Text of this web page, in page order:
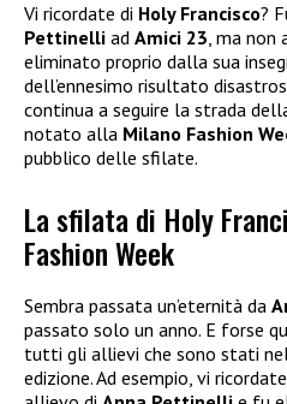
Vi ricordate di Holy Francisco?
Pettinelli ad Amici 23, ma non
eliminato proprio dalla sua
dell’ennesimo risultato
continua a seguire la strada
notato alla Milano Fashion
pubblico delle sfilate.
La sfilata di Holy
Fashion Week
Sembra passata un’eternità da
passato solo un anno. E forse
tutti gli allievi che sono stati
edizione. Ad esempio, vi